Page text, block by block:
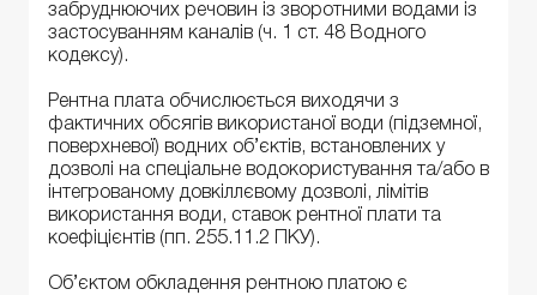
забруднюючих речовин із зворотними водами із
застосуванням каналів (ч. 1 ст. 48 Водного
кодексу).
Рентна плата обчислюється виходячи з
фактичних обсягів використаної води (підземної,
поверхневої) водних об’єктів, встановлених у
дозволі на спеціальне водокористування та/або в
інтегрованому довкіллєвому дозволі, лімітів
використання води, ставок рентної плати та
коефіцієнтів (пп. 255.11.2 ПКУ).
Об’єктом обкладення рентною платою є